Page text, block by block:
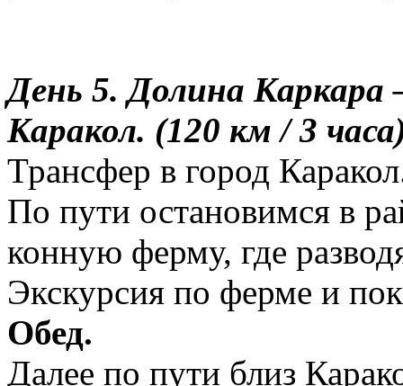
День 5. Долина Каркара
Каракол. (120 км / 3
Трансфер в город
По пути остановимся в
конную ферму, где
Экскурсия по ферме и
Обед.
Далее по пути близ